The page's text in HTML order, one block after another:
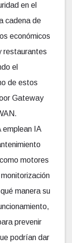
en el
cadena de
económicos
restaurantes
el
de estos
Gateway
emplean IA
motores
manera su
prevenir
podrían dar